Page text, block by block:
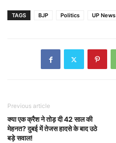
TAGS BJP Politics UP News
Previous article
क्या एक क्रैश ने तोड़ दी 42 साल की
मेहनत? दुबई में तेजस हादसे के बाद उठे
बड़े सवाल!